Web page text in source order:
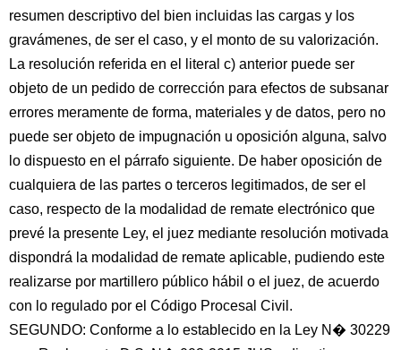
resumen descriptivo del bien incluidas las cargas y los
gravámenes, de ser el caso, y el monto de su valorización.
La resolución referida en el literal c) anterior puede ser
objeto de un pedido de corrección para efectos de subsanar
errores meramente de forma, materiales y de datos, pero no
puede ser objeto de impugnación u oposición alguna, salvo
lo dispuesto en el párrafo siguiente. De haber oposición de
cualquiera de las partes o terceros legitimados, de ser el
caso, respecto de la modalidad de remate electrónico que
prevé la presente Ley, el juez mediante resolución motivada
dispondrá la modalidad de remate aplicable, pudiendo este
realizarse por martillero público hábil o el juez, de acuerdo
con lo regulado por el Código Procesal Civil.
SEGUNDO: Conforme a lo establecido en la Ley N� 30229